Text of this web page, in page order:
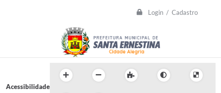
Login / Cadastro
Acessibilidade